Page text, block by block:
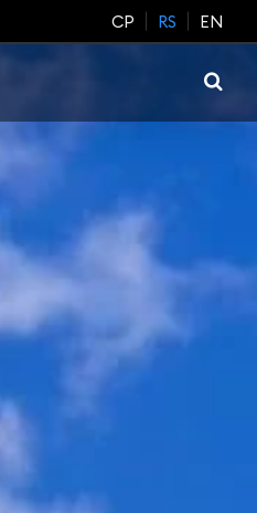
CP RS EN